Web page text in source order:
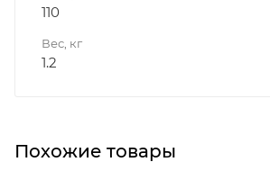
110
Вес, кг
1.2
Похожие товары